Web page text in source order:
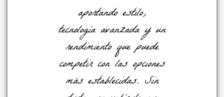
aportando estilo,
tecnología avanzada y un
rendimiento que puede
competir con las opciones
más establecidas. Sin